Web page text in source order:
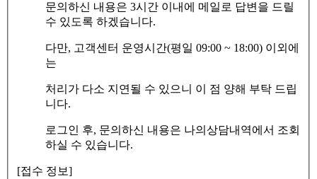
문의하신 내용은 3시간 이내에 메일로 답변을 드릴
수 있도록 하겠습니다.
다만, 고객센터 운영시간(평일 09:00 ~ 18:00) 이외에
는
처리가 다소 지연될 수 있으니 이 점 양해 부탁 드립
니다.
로그인 후, 문의하신 내용은 나의상담내역에서 조회
하실 수 있습니다.
[접수 정보]